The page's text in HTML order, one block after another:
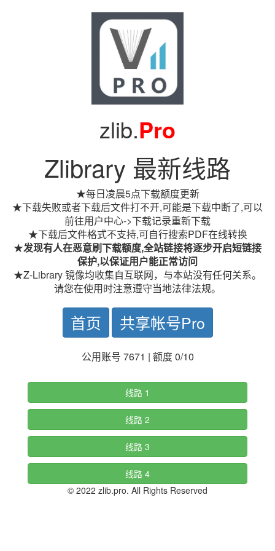
zlib.Pro
Zlibrary 最新线路
★每日凌晨5点下载额度更新
★下载失败或者下载后文件打不开,可能是下载中断了,可以
前往用户中心->下载记录重新下载
★下载后文件格式不支持,可自行搜索PDF在线转换
★发现有人在恶意刷下载额度,全站链接将逐步开启短链接
保护,以保证用户能正常访问
★Z-Library 镜像均收集自互联网，与本站没有任何关系。
请您在使用时注意遵守当地法律法规。
首页 共享帐号Pro
公用账号 7671 | 额度 0/10
线路 1
线路 2
线路 3
线路 4
© 2022 zlib.pro. All Rights Reserved